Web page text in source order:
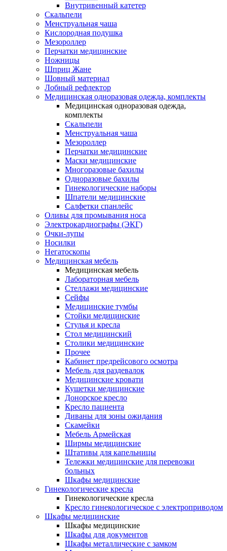
Внутривенный катетер
Скальпели
Менструальная чаша
Кислородная подушка
Мезороллер
Перчатки медицинские
Ножницы
Шприц Жане
Шовный материал
Лобный рефлектор
Медицинская одноразовая одежда, комплекты
Медицинская одноразовая одежда,
комплекты
Скальпели
Менструальная чаша
Мезороллер
Перчатки медицинские
Маски медицинские
Многоразовые бахилы
Одноразовые бахилы
Гинекологические наборы
Шпатели медицинские
Салфетки спанлейс
Оливы для промывания носа
Электрокардиографы (ЭКГ)
Очки-лупы
Носилки
Негатоскопы
Медицинская мебель
Медицинская мебель
Лабораторная мебель
Стеллажи медицинские
Сейфы
Медицинские тумбы
Стойки медицинские
Cтулья и кресла
Стол медицинский
Столики медицинские
Прочее
Кабинет предрейсового осмотра
Мебель для раздевалок
Медицинские кровати
Кушетки медицинские
Донорское кресло
Кресло пациента
Диваны для зоны ожидания
Скамейки
Мебель Армейская
Ширмы медицинские
Штативы для капельницы
Тележки медицинские для перевозки
больных
Шкафы медицинские
Гинекологические кресла
Гинекологические кресла
Кресло гинекологическое с электроприводом
Шкафы медицинские
Шкафы медицинские
Шкафы для документов
Шкафы металлические с замком